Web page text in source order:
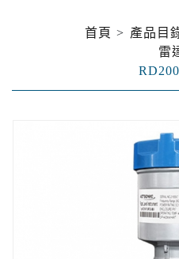
首頁 產品目
雷